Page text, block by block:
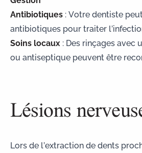
Antibiotiques : Votre dentiste
antibiotiques pour traiter
Soins locaux : Des rinçages avec
ou antiseptique peuvent être
Lésions
Lors de l’extraction de dents